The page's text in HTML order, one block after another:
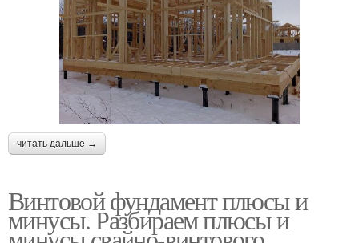
читать дальше →
Винтовой фундамент плюсы и
минусы. Разбираем плюсы и